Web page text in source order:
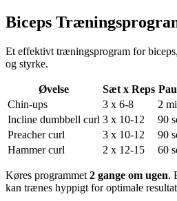
Biceps
Et effektivt træningsprogram for
og styrke.
Øvelse Sæt x Reps
Chin-ups
3 x 6-8
2
Incline dumbbell curl 3 x 10-12
90
Preacher curl
3 x 10-12
90
Hammer curl
2 x 12-15 60
Køres programmet 2 gange om ugen.
kan trænes hyppigt for optimale